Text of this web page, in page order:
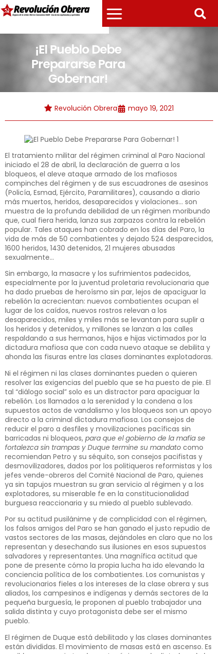
¡El Pueblo Debe
Prepararse Para
Gobernar!
Revolución Obrera mayo 19, 2021
El tratamiento militar del régimen criminal al Paro Nacional
iniciado el 28 de abril, la declaración de guerra a los
bloqueos, el aleve ataque armado de los mafiosos
compinches del régimen y de sus escuadrones de asesinos
(Policía, Esmad, Ejército, Paramilitares), causando a diario
más muertos, heridos, desaparecidos y violaciones… son
muestra de la profunda debilidad de un régimen moribundo
que, cual fiera herida, lanza sus zarpazos contra la rebelión
popular. Tales ataques han cobrado en los días del Paro, la
vida de más de 50 combatientes y dejado 524 desparecidos,
1600 heridos, 1430 detenidos, 21 mujeres abusadas
sexualmente…
Sin embargo, la masacre y los sufrimientos padecidos,
especialmente por la juventud proletaria revolucionaria que
ha dado pruebas de heroísmo sin par, lejos de apaciguar la
rebelión la acrecientan: nuevos combatientes ocupan el
lugar de los caídos, nuevos rostros relevan a los
desaparecidos, miles y miles más se levantan para suplir a
los heridos y detenidos, y millones se lanzan a las calles
respaldando a sus hermanos, hijos e hijas victimados por la
dictadura mafiosa que con cada nuevo ataque se debilita y
ahonda las fisuras entre las clases dominantes explotadoras.
Ni el régimen ni las clases dominantes pueden o quieren
resolver las exigencias del pueblo que se ha puesto de pie. El
tal “diálogo social” solo es un distractor para apaciguar la
rebelión. Los llamados a la serenidad y la condena a los
supuestos actos de vandalismo y los bloqueos son un apoyo
directo a la criminal dictadura mafiosa. Los consejos de
reducir el paro a desfiles y movilizaciones pacíficas sin
barricadas ni bloqueos, para que el gobierno de la mafia se
fortalezca sin trampas y Duque termine su mandato como
recomiendan Petro y su séquito, son consejos pacifistas y
desmovilizadores, dados por los politiqueros reformistas y los
jefes vende-obreros del Comité Nacional de Paro, quienes
ya sin tapujos muestran su gran servicio al régimen y a los
explotadores, su miserable fe en la constitucionalidad
burguesa reaccionaria y su miedo al pueblo sublevado.
Por su actitud pusilánime y de complicidad con el régimen,
los falsos amigos del Paro se han ganado el justo repudio de
vastos sectores de las masas, dejándoles en claro que no los
representan y desechando sus ilusiones en esos supuestos
salvadores y representantes. Una magnífica actitud que
pone de presente cómo la propia lucha ha ido elevando la
conciencia política de los combatientes. Los comunistas y
revolucionarios fieles a los intereses de la clase obrera y sus
aliados, los campesinos e indígenas y demás sectores de la
pequeña burguesía, le proponen al pueblo trabajador una
salida distinta y cuyo protagonista debe ser el mismo
pueblo.
El régimen de Duque está debilitado y las clases dominantes
están divididas. El movimiento de masas está en ascenso. Es